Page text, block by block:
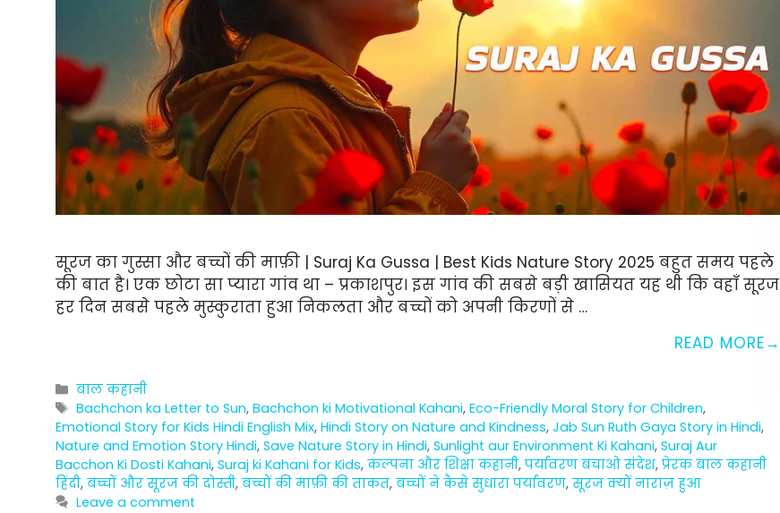
सूरज का गुस्सा और बच्चों की माफ़ी | Suraj Ka Gussa | Best Kids Nature Story 2025 बहुत समय पहले
की बात है। एक छोटा सा प्यारा गांव था – प्रकाशपुर। इस गांव की सबसे बड़ी खासियत यह थी कि वहाँ सूरज
हर दिन सबसे पहले मुस्कुराता हुआ निकलता और बच्चों को अपनी किरणों से …
READ MORE
Categories
बाल कहानी
Tags
Bachchon ka Letter to Sun,Bachchon ki Motivational Kahani,Eco-Friendly Moral Story for Children,
Emotional Story for Kids Hindi English Mix, Hindi Story on Nature and Kindness, Jab Sun Ruth Gaya Story in Hindi,
Nature and Emotion Story Hindi, Save Nature Story in Hindi, Sunlight aur Environment Ki Kahani, Suraj Aur
Bacchon Ki Dosti Kahani, Suraj ki Kahani for Kids, कल्पना और शिक्षा कहानी, पर्यावरण बचाओ संदेश, प्रेरक बाल कहानी
हिंदी, बच्चों और सूरज की दोस्ती, बच्चों की माफ़ी की ताकत, बच्चों ने कैसे सुधारा पर्यावरण, सूरज क्यों नाराज़ हुआ
Leave a comment